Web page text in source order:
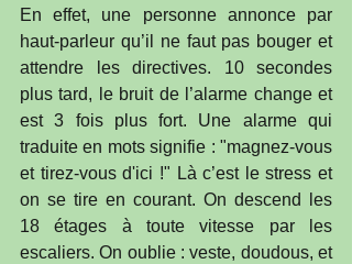
En effet, une personne annonce par
haut-parleur qu’il ne faut pas bouger et
attendre les directives. 10 secondes
plus tard, le bruit de l’alarme change et
est 3 fois plus fort. Une alarme qui
traduite en mots signifie : "magnez-vous
et tirez-vous d'ici !" Là c’est le stress et
on se tire en courant. On descend les
18 étages à toute vitesse par les
escaliers. On oublie : veste, doudous, et